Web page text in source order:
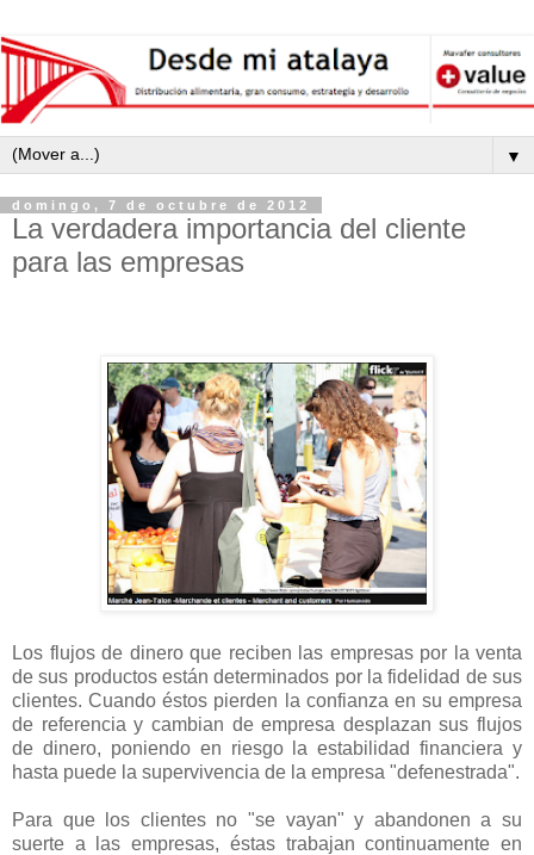
▼
domingo, 7 de octubre de 2012
La verdadera importancia del cliente
para las empresas
Los flujos de dinero que reciben las empresas por la venta
de sus productos están determinados por la fidelidad de sus
clientes. Cuando éstos pierden la confianza en su empresa
de referencia y cambian de empresa desplazan sus flujos
de dinero, poniendo en riesgo la estabilidad financiera y
hasta puede la supervivencia de la empresa "defenestrada".
Para que los clientes no "se vayan" y abandonen a su
suerte a las empresas, éstas trabajan continuamente en